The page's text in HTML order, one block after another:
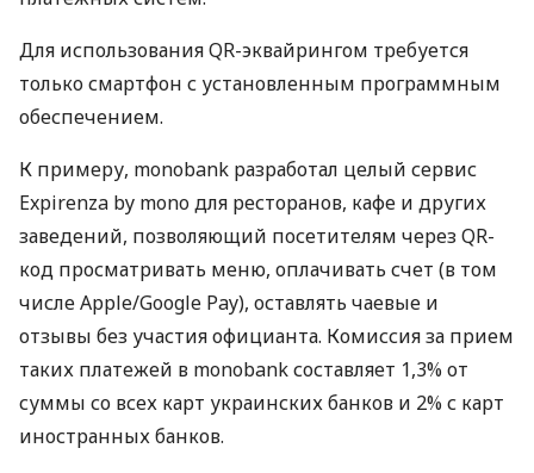
Для использования QR-эквайрингом требуется
только смартфон с установленным программным
обеспечением.
К примеру, monobank разработал целый сервис
Expirenza by mono для ресторанов, кафе и других
заведений, позволяющий посетителям через QR-
код просматривать меню, оплачивать счет (в том
числе Apple/Google Pay), оставлять чаевые и
отзывы без участия официанта. Комиссия за прием
таких платежей в monobank составляет 1,3% от
суммы со всех карт украинских банков и 2% с карт
иностранных банков.